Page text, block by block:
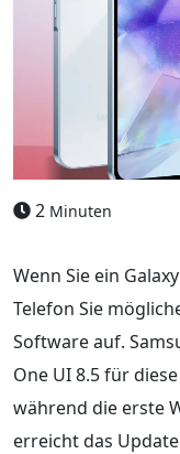
2 Minuten
Wenn Sie ein
Telefon Sie
Software auf.
One UI 8.5 für
während die erste
erreicht das